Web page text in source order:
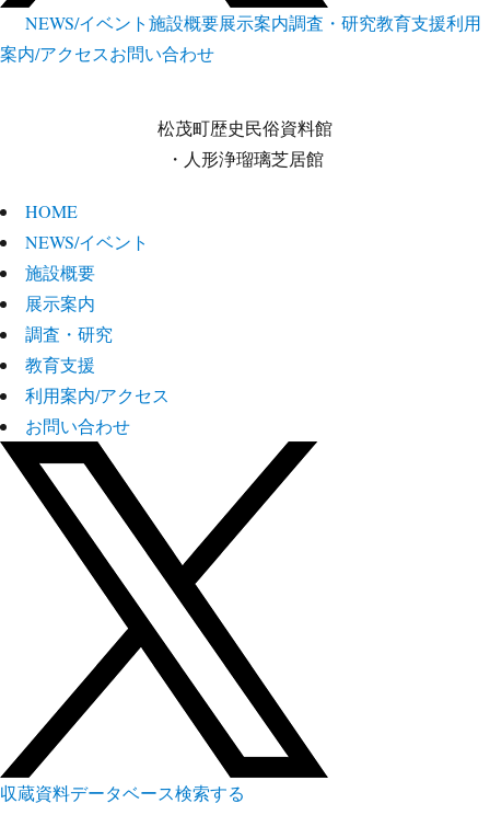
NEWS/イベント施設概要展示案内調査・研究教育支援利用
案内/アクセスお問い合わせ
松茂町歴史民俗資料館
・人形浄瑠璃芝居館
HOME
NEWS/イベント
施設概要
展示案内
調査・研究
教育支援
利用案内/アクセス
お問い合わせ
収蔵資料データベース検索する